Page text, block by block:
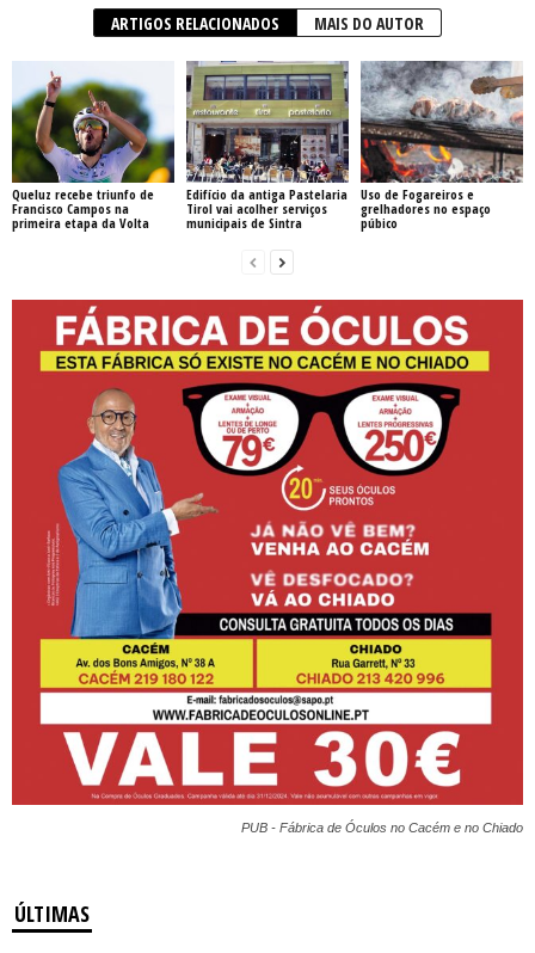
ARTIGOS RELACIONADOS MAIS DO AUTOR
Queluz recebe triunfo de
Francisco Campos na
primeira etapa da Volta
Edifício da antiga Pastelaria
Tirol vai acolher serviços
municipais de Sintra
Uso de Fogareiros e
grelhadores no espaço
púbico
PUB - Fábrica de Óculos no Cacém e no Chiado
ÚLTIMAS